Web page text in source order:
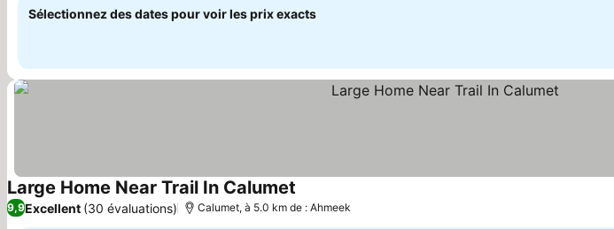
Sélectionnez des dates pour voir les prix exacts
Large Home Near Trail In Calumet
9,9Excellent (30 évaluations) Calumet, à 5.0 km de : Ahmeek